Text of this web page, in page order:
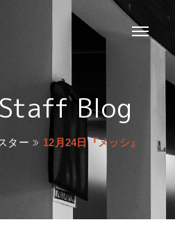
Blog
ター 12月24日『メッシ』